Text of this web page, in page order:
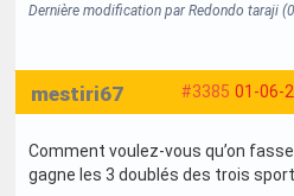
Dernière modification par Redondo taraji
#3385 01-06-
mestiri67
Comment voulez-vous qu’on
gagne les 3 doublés des trois